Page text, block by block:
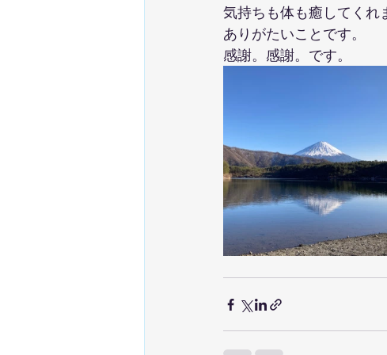
気持ちも体も癒してくれ
ありがたいことです。
感謝。感謝。です。